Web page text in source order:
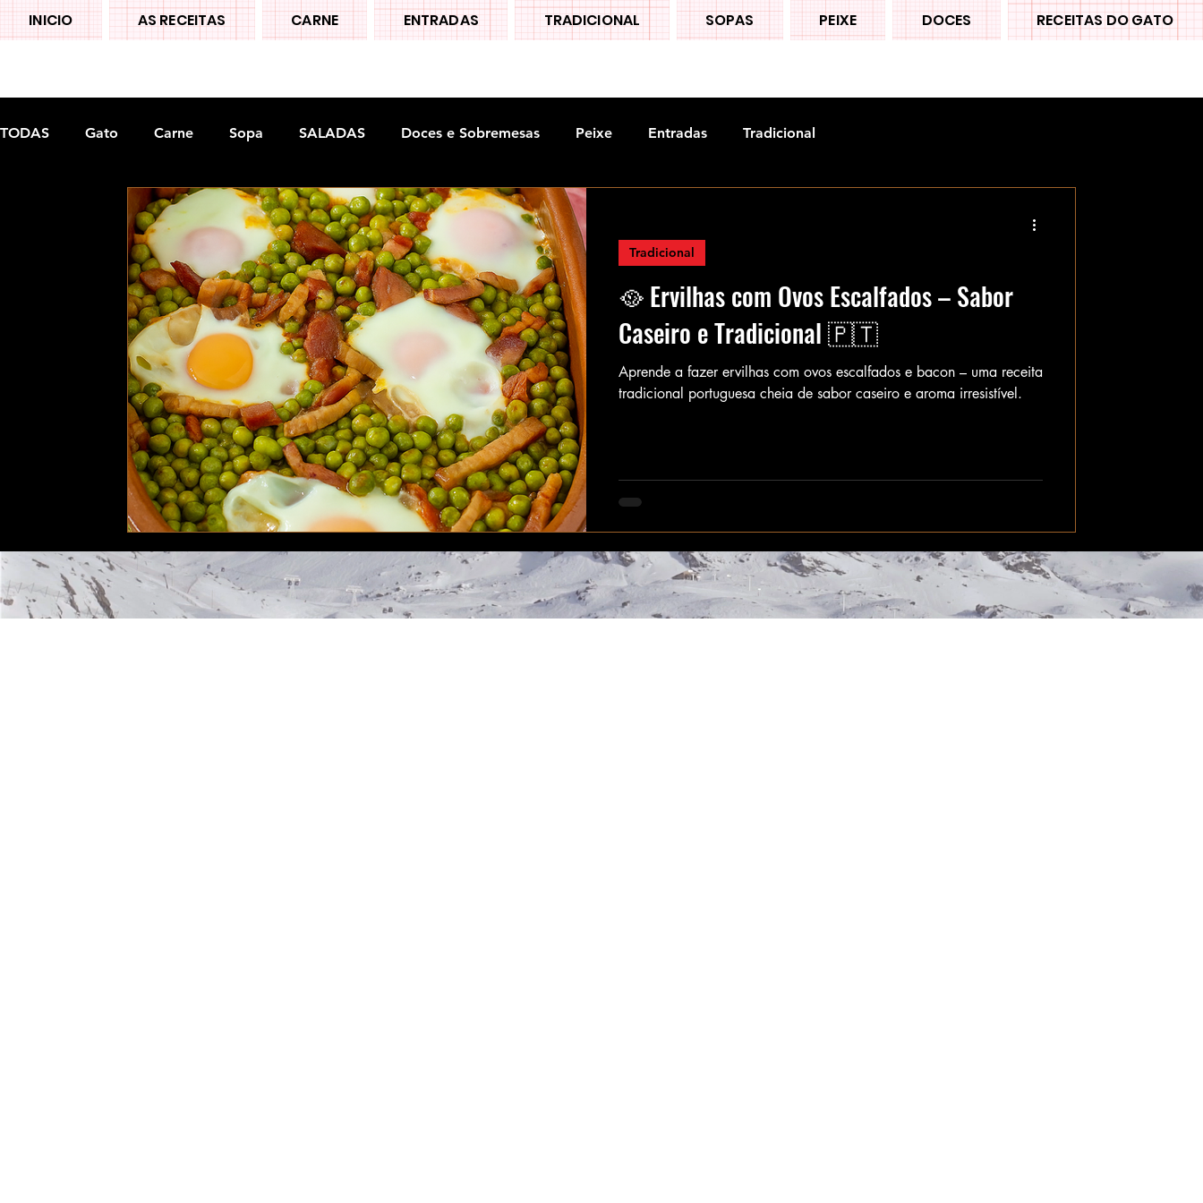
INICIO AS RECEITAS CARNE ENTRADAS TRADICIONAL SOPAS PEIXE DOCES RECEITAS DO GATO
TODAS Gato Carne Sopa SALADAS Doces e Sobremesas Peixe Entradas Tradicional
Doces tradiconais FRUTAS Legumes
🥘 Ervilhas com Ovos Escalfados – Sabor
Caseiro e Tradicional 🇵🇹
Aprende a fazer ervilhas com ovos escalfados e bacon – uma receita
tradicional portuguesa cheia de sabor caseiro e aroma irresistível.
Tradicional